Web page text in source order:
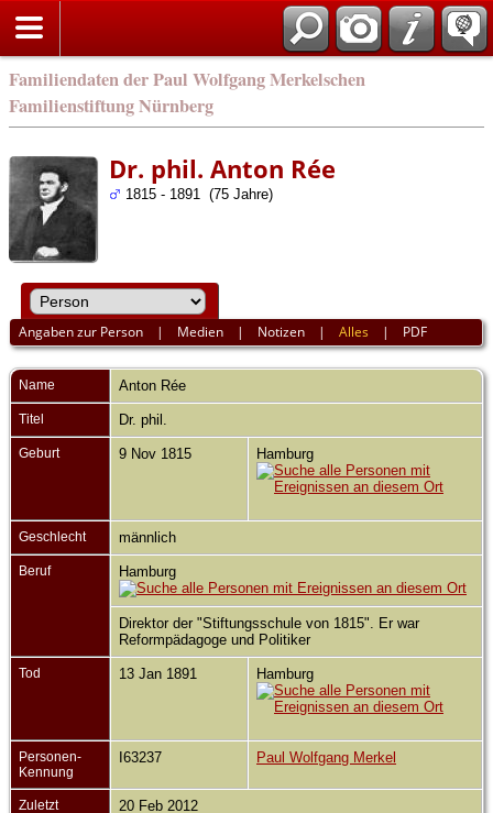
Familiendaten der Paul Wolfgang Merkelschen
Familienstiftung Nürnberg
Dr. phil. Anton Rée
1815 - 1891 (75 Jahre)
Angaben zur Person | Medien | Notizen |Alles | PDF
Name Anton Rée
Titel Dr. phil.
Geburt 9 Nov 1815 Hamburg
Geschlecht männlich
Beruf Hamburg
Direktor der "Stiftungsschule von 1815". Er war
Reformpädagoge und Politiker
Tod 13 Jan 1891 Hamburg
Personen-
Kennung
I63237 Paul Wolfgang Merkel
Zuletzt
20 Feb 2012